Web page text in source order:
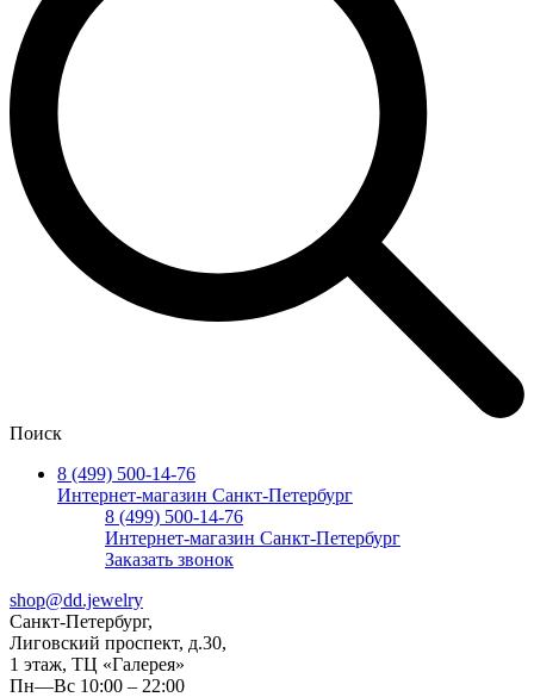
Поиск
8 (499) 500-14-76
Интернет-магазин Санкт-Петербург
8 (499) 500-14-76
Интернет-магазин Санкт-Петербург
Заказать звонок
shop@dd.jewelry
Санкт-Петербург,
Лиговский проспект, д.30,
1 этаж, ТЦ «Галерея»
Пн—Вс 10:00 – 22:00